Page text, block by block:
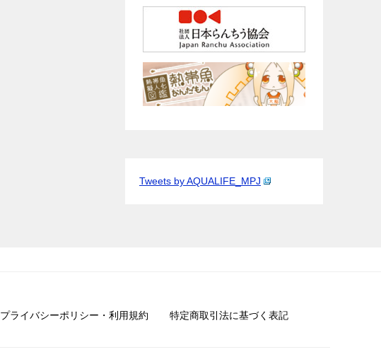
Tweets by AQUALIFE_MPJ
プライバシーポリシー・利用規約 特定商取引法に基づく表記